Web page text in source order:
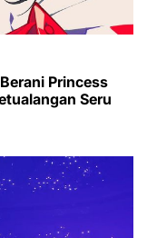
Princess
Seru